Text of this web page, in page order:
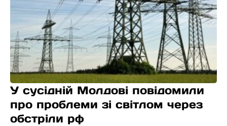
У сусідній Молдові повідомили
про проблеми зі світлом через
обстріли рф